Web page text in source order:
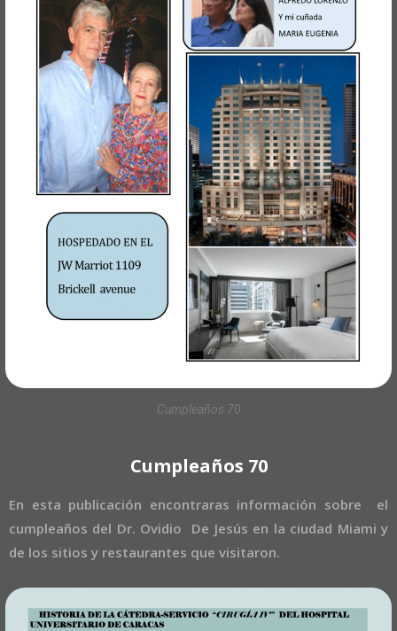
Cumpleaños 70
Cumpleaños 70
En esta publicación encontraras información sobre el
cumpleaños del Dr. Ovidio De Jesús en la ciudad Miami y
de los sitios y restaurantes que visitaron.